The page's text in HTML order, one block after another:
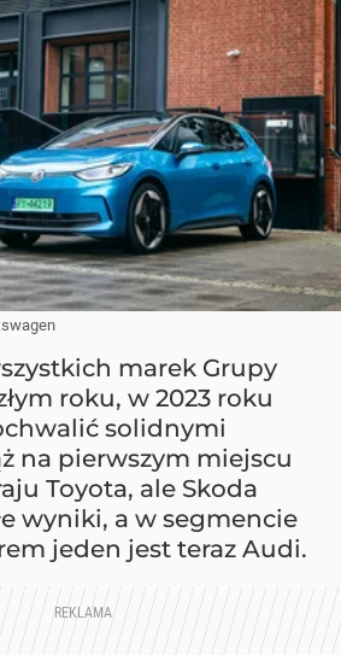
marek Grupy
roku, w 2023 roku
solidnymi
na pierwszym miejscu
Toyota, ale Skoda
wyniki, a w segmencie
jeden jest teraz Audi.